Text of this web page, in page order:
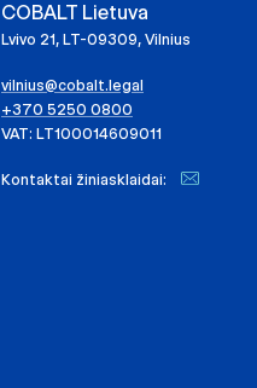
COBALT Lietuva
Lvivo 21, LT-09309, Vilnius
vilnius@cobalt.legal
+370 5250 0800
VAT: LT100014609011
Kontaktai žiniasklaidai: